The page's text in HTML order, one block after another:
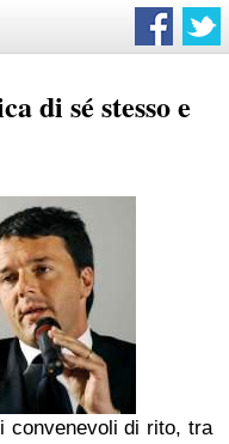
di sé stesso e
convenevoli di rito, tra